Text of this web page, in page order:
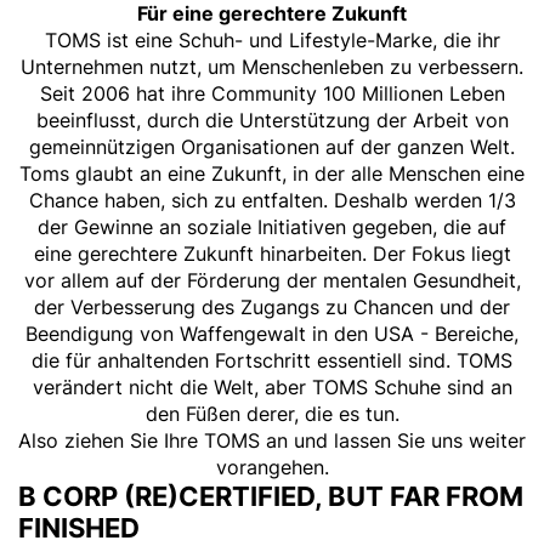
Für eine gerechtere Zukunft
TOMS ist eine Schuh- und Lifestyle-Marke, die ihr
Unternehmen nutzt, um Menschenleben zu verbessern.
Seit 2006 hat ihre Community 100 Millionen Leben
beeinflusst, durch die Unterstützung der Arbeit von
gemeinnützigen Organisationen auf der ganzen Welt.
Toms glaubt an eine Zukunft, in der alle Menschen eine
Chance haben, sich zu entfalten. Deshalb werden 1/3
der Gewinne an soziale Initiativen gegeben, die auf
eine gerechtere Zukunft hinarbeiten. Der Fokus liegt
vor allem auf der Förderung der mentalen Gesundheit,
der Verbesserung des Zugangs zu Chancen und der
Beendigung von Waffengewalt in den USA - Bereiche,
die für anhaltenden Fortschritt essentiell sind. TOMS
verändert nicht die Welt, aber TOMS Schuhe sind an
den Füßen derer, die es tun.
​​​​​​​Also ziehen Sie Ihre TOMS an und lassen Sie uns weiter
vorangehen.
B CORP (RE)CERTIFIED, BUT FAR FROM
FINISHED